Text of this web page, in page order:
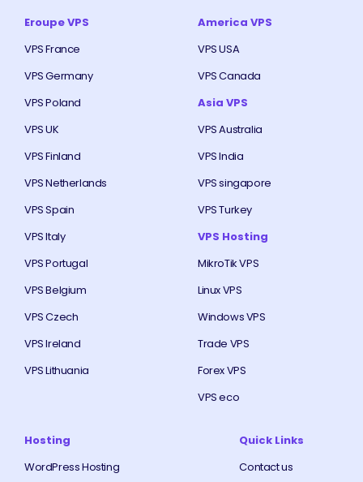
Eroupe VPS
VPS France
VPS Germany
VPS Poland
VPS UK
VPS Finland
VPS Netherlands
VPS Spain
VPS Italy
VPS Portugal
VPS Belgium
VPS Czech
VPS Ireland
VPS Lithuania
America VPS
VPS USA
VPS Canada
Asia VPS
VPS Australia
VPS India
VPS singapore
VPS Turkey
VPS Hosting
MikroTik VPS
Linux VPS
Windows VPS
Trade VPS
Forex VPS
VPS eco
Hosting
WordPress Hosting
Quick Links
Contact us